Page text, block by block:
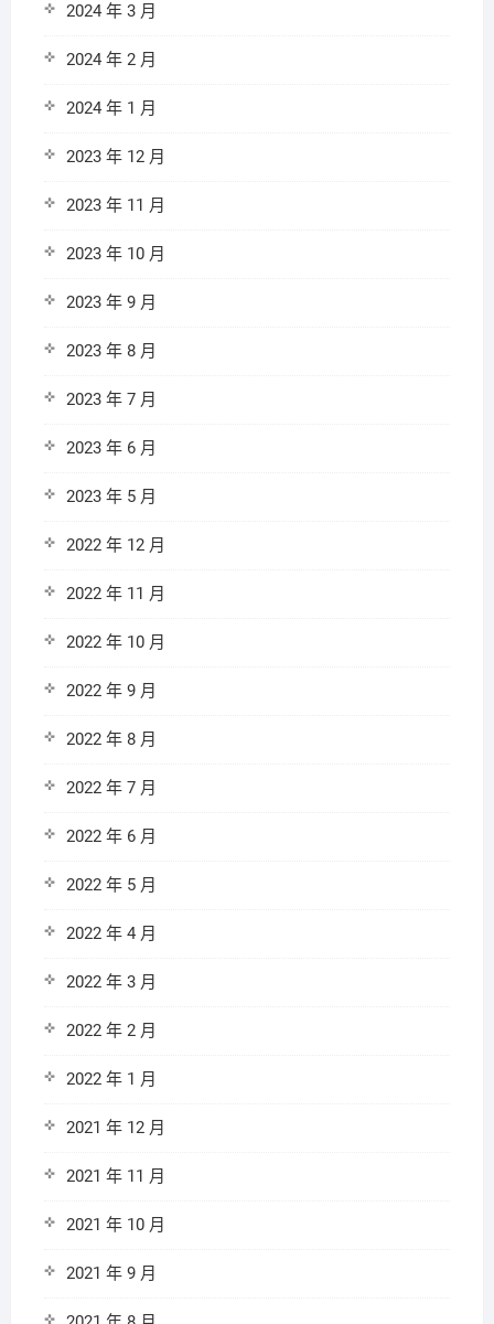
2024 年 3 月
2024 年 2 月
2024 年 1 月
2023 年 12 月
2023 年 11 月
2023 年 10 月
2023 年 9 月
2023 年 8 月
2023 年 7 月
2023 年 6 月
2023 年 5 月
2022 年 12 月
2022 年 11 月
2022 年 10 月
2022 年 9 月
2022 年 8 月
2022 年 7 月
2022 年 6 月
2022 年 5 月
2022 年 4 月
2022 年 3 月
2022 年 2 月
2022 年 1 月
2021 年 12 月
2021 年 11 月
2021 年 10 月
2021 年 9 月